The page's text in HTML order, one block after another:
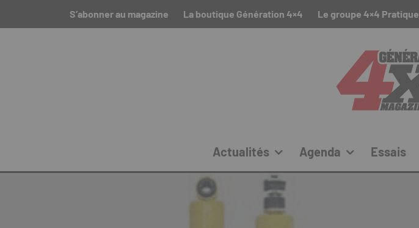
S’abonner au magazine La boutique Génération 4×4 Le groupe 4×4 Pratique
Actualités Agenda Essais